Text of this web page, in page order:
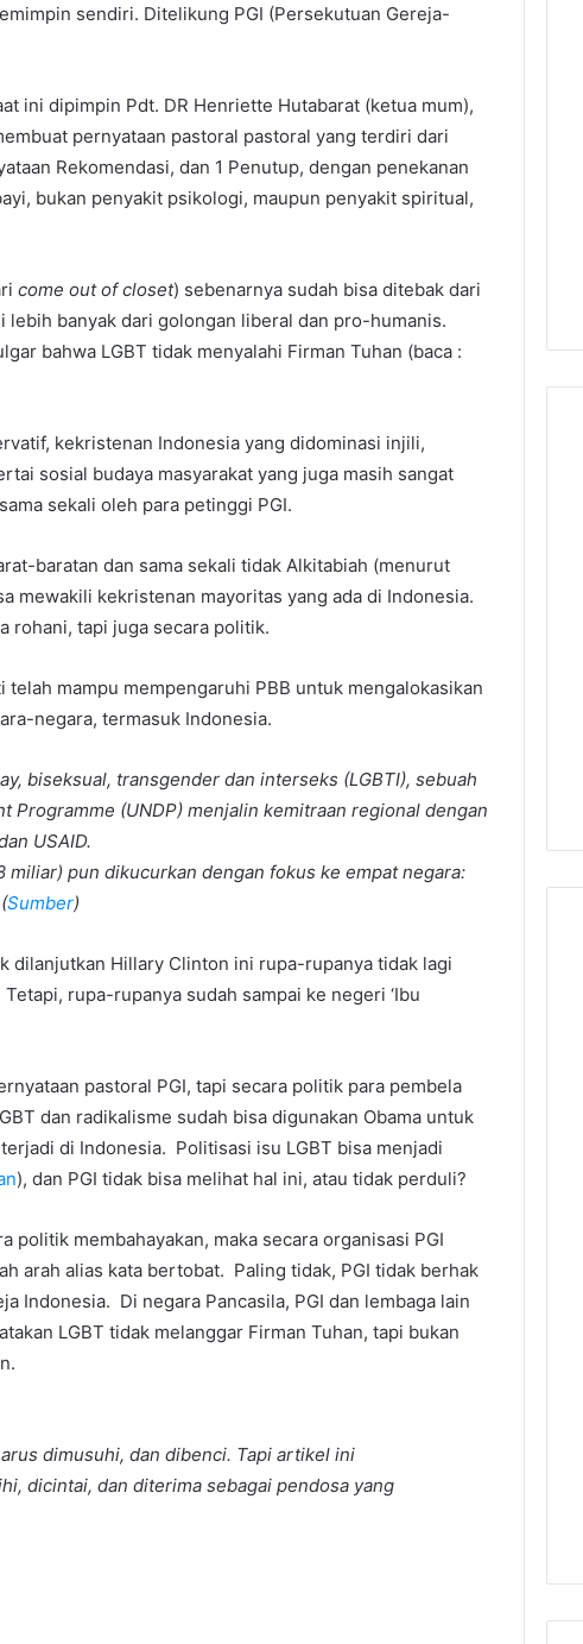
sendiri. Ditelikung PGI (Persekutuan Gereja-
ini dipimpin Pdt. DR Henriette Hutabarat (ketua mum),
pernyataan pastoral pastoral yang terdiri dari
Rekomendasi, dan 1 Penutup, dengan penekanan
bukan penyakit psikologi, maupun penyakit spiritual,
come out of closet) sebenarnya sudah bisa ditebak dari
lebih banyak dari golongan liberal dan pro-humanis.
bahwa LGBT tidak menyalahi Firman Tuhan (baca :
kekristenan Indonesia yang didominasi injili,
sosial budaya masyarakat yang juga masih sangat
sekali oleh para petinggi PGI.
baratan dan sama sekali tidak Alkitabiah (menurut
mewakili kekristenan mayoritas yang ada di Indonesia.
rohani, tapi juga secara politik.
mampu mempengaruhi PBB untuk mengalokasikan
negara, termasuk Indonesia.
biseksual, transgender dan interseks (LGBTI), sebuah
Programme (UNDP) menjalin kemitraan regional dengan
USAID.
miliar) pun dikucurkan dengan fokus ke empat negara:
Sumber)
dilanjutkan Hillary Clinton ini rupa-rupanya tidak lagi
rupa-rupanya sudah sampai ke negeri ‘Ibu
pastoral PGI, tapi secara politik para pembela
dan radikalisme sudah bisa digunakan Obama untuk
di Indonesia. Politisasi isu LGBT bisa menjadi
), dan PGI tidak bisa melihat hal ini, atau tidak perduli?
politik membahayakan, maka secara organisasi PGI
arah alias kata bertobat. Paling tidak, PGI tidak berhak
Indonesia. Di negara Pancasila, PGI dan lembaga lain
LGBT tidak melanggar Firman Tuhan, tapi bukan
dimusuhi, dan dibenci. Tapi artikel ini
dicintai, dan diterima sebagai pendosa yang